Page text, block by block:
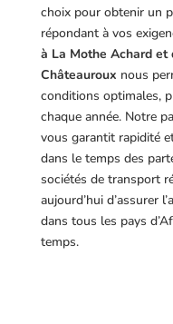
choix pour obtenir un
répondant à vos
à La Mothe Achard et
Châteauroux nous
conditions optimales,
chaque année. Notre
vous garantit rapidité
dans le temps des
sociétés de transport
aujourd’hui d’assurer
dans tous les pays
temps.